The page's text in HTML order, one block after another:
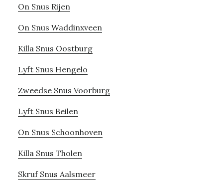
On Snus Rijen
On Snus Waddinxveen
Killa Snus Oostburg
Lyft Snus Hengelo
Zweedse Snus Voorburg
Lyft Snus Beilen
On Snus Schoonhoven
Killa Snus Tholen
Skruf Snus Aalsmeer